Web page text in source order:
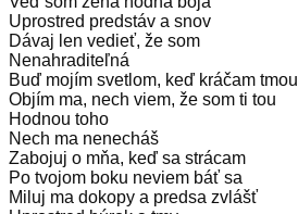
Uprostred predstáv a snov
Dávaj len vedieť, že som
Nenahraditeľná
Buď mojím svetlom, keď kráčam tmou
Objím ma, nech viem, že som ti tou
Hodnou toho
Nech ma nenecháš
Zabojuj o mňa, keď sa strácam
Po tvojom boku neviem báť sa
Miluj ma dokopy a predsa zvlášť